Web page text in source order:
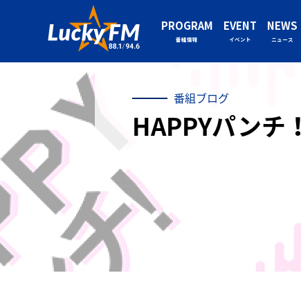
PROGRAM
番組情報
EVENT
イベント
NEWS
ニュース
番組ブログ
HAPPYパンチ！